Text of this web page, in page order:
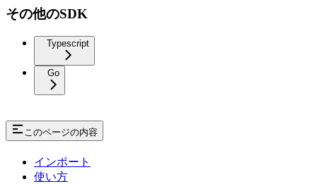
その他のSDK
Typescript
Go
このページの内容
インポート
使い方